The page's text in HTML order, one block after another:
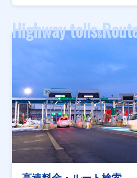
Highway tolls&